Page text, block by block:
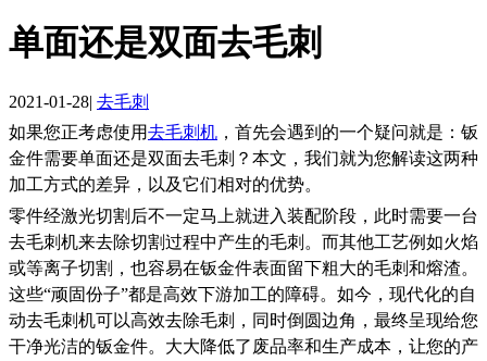
单面还是双面去毛刺
2021-01-28| 去毛刺
如果您正考虑使用去毛刺机 ，首先会遇到的一个疑问就是：钣
金件需要单面还是双面去毛刺？本文，我们就为您解读这两种
加工方式的差异，以及它们相对的优势。
零件经激光切割后不一定马上就进入装配阶段，此时需要一台
去毛刺机来去除切割过程中产生的毛刺。而其他工艺例如火焰
或等离子切割，也容易在钣金件表面留下粗大的毛刺和熔渣。
这些“顽固份子”都是高效下游加工的障碍。如今，现代化的自
动去毛刺机可以高效去除毛刺，同时倒圆边角，最终呈现给您
干净光洁的钣金件。大大降低了废品率和生产成本，让您的产